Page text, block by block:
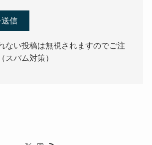
ない投稿は無視されますのでご注
スパム対策）